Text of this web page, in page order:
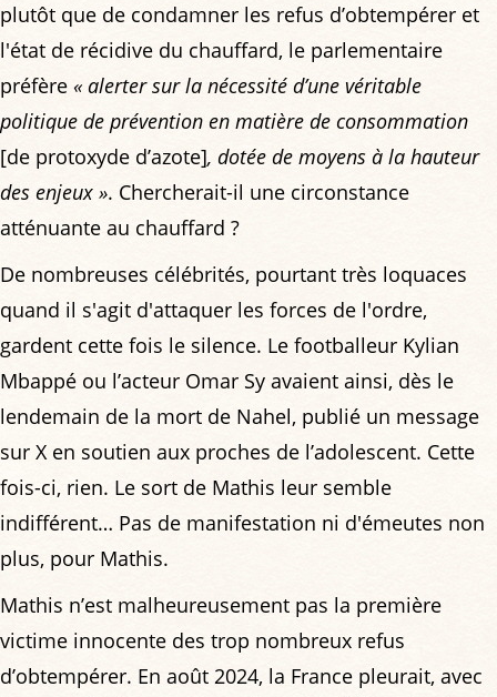
plutôt que de condamner les refus d’obtempérer et
l'état de récidive du chauffard, le parlementaire
préfère « alerter sur la nécessité d’une véritable
politique de prévention en matière de consommation
[de protoxyde d’azote], dotée de moyens à la hauteur
des enjeux ». Chercherait-il une circonstance
atténuante au chauffard ?
De nombreuses célébrités, pourtant très loquaces
quand il s'agit d'attaquer les forces de l'ordre,
gardent cette fois le silence. Le footballeur Kylian
Mbappé ou l’acteur Omar Sy avaient ainsi, dès le
lendemain de la mort de Nahel, publié un message
sur X en soutien aux proches de l’adolescent. Cette
fois-ci, rien. Le sort de Mathis leur semble
indifférent… Pas de manifestation ni d'émeutes non
plus, pour Mathis.
Mathis n’est malheureusement pas la première
victime innocente des trop nombreux refus
d’obtempérer. En août 2024, la France pleurait, avec